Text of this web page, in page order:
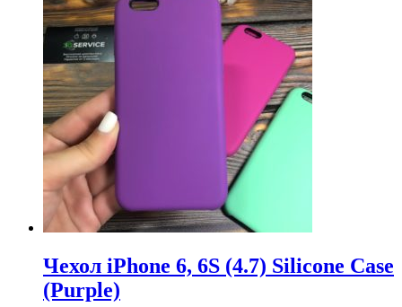
Чехол iPhone 6, 6S (4.7) Silicone Case
(Purple)